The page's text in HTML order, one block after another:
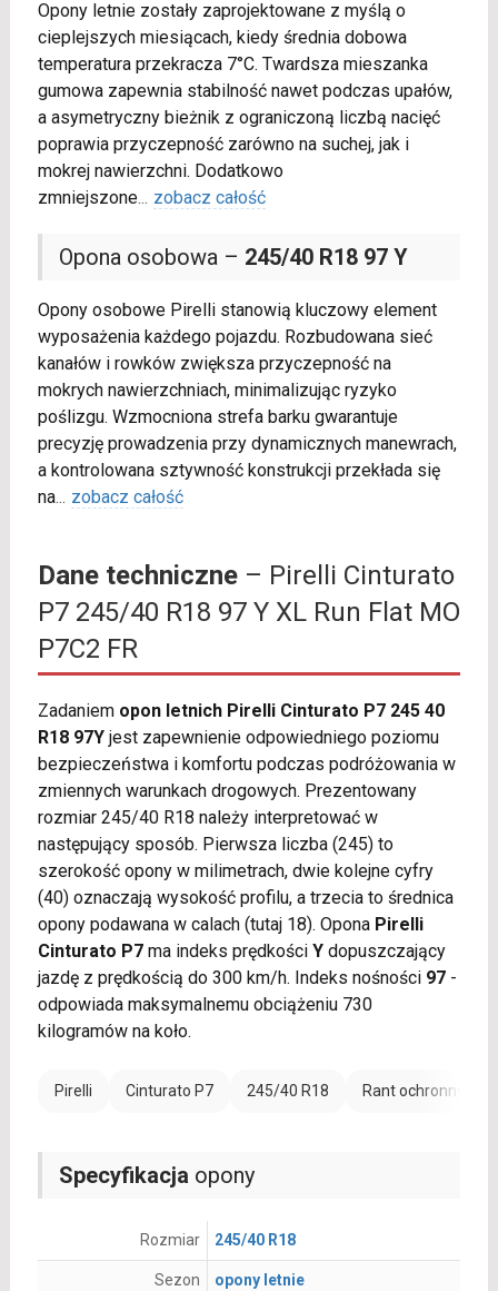
Opony letnie zostały zaprojektowane z myślą o
cieplejszych miesiącach, kiedy średnia dobowa
temperatura przekracza 7°C. Twardsza mieszanka
gumowa zapewnia stabilność nawet podczas upałów,
a asymetryczny bieżnik z ograniczoną liczbą nacięć
poprawia przyczepność zarówno na suchej, jak i
mokrej nawierzchni. Dodatkowo
zmniejszone... zobacz całość
Opona osobowa – 245/40 R18 97 Y
Opony osobowe Pirelli stanowią kluczowy element
wyposażenia każdego pojazdu. Rozbudowana sieć
kanałów i rowków zwiększa przyczepność na
mokrych nawierzchniach, minimalizując ryzyko
poślizgu. Wzmocniona strefa barku gwarantuje
precyzję prowadzenia przy dynamicznych manewrach,
a kontrolowana sztywność konstrukcji przekłada się
na... zobacz całość
Dane techniczne– Pirelli Cinturato
P7 245/40 R18 97 Y XL Run Flat MO
P7C2 FR
Zadaniem opon letnich Pirelli Cinturato P7 245 40
R18 97Yjest zapewnienie odpowiedniego poziomu
bezpieczeństwa i komfortu podczas podróżowania w
zmiennych warunkach drogowych. Prezentowany
rozmiar 245/40 R18 należy interpretować w
następujący sposób. Pierwsza liczba (245) to
szerokość opony w milimetrach, dwie kolejne cyfry
(40) oznaczają wysokość profilu, a trzecia to średnica
opony podawana w calach (tutaj 18). Opona Pirelli
Cinturato P7ma indeks prędkości Ydopuszczający
jazdę z prędkością do 300 km/h. Indeks nośności 97-
odpowiada maksymalnemu obciążeniu 730
kilogramów na koło.
Pirelli Cinturato P7 245/40 R18 Rant ochronny (FR)
Specyfikacja opony
Rozmiar 245/40 R18
Sezon opony letnie